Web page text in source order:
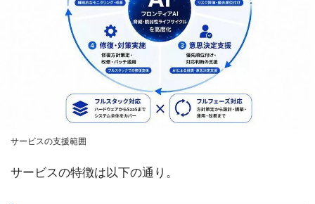
サービスの支援範囲
サービスの特徴は以下の通り。